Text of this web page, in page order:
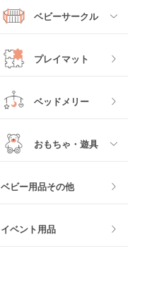
ベビーカーその他
テーブルチェア
ベビーサークル
すべて
木製
マット製
プレイマット
ベッドメリー
おもちゃ・遊具
ベビー用品その他
イベント用品